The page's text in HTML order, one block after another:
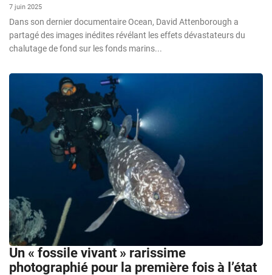
7 juin 2025
Dans son dernier documentaire Ocean, David Attenborough a
partagé des images inédites révélant les effets dévastateurs du
chalutage de fond sur les fonds marins...
Un « fossile vivant » rarissime
photographié pour la première fois à l’état